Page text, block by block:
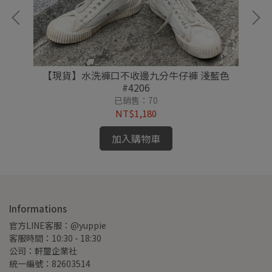
【現貨】水洗褲口不收邊九分牛仔褲 淺藍色
#4206
已銷售：70
NT$1,180
加入購物車
Informations
官方LINE客服：@yuppie
客服時間：10:30 - 18:30
公司：軒璽企業社
統一編號：82603514